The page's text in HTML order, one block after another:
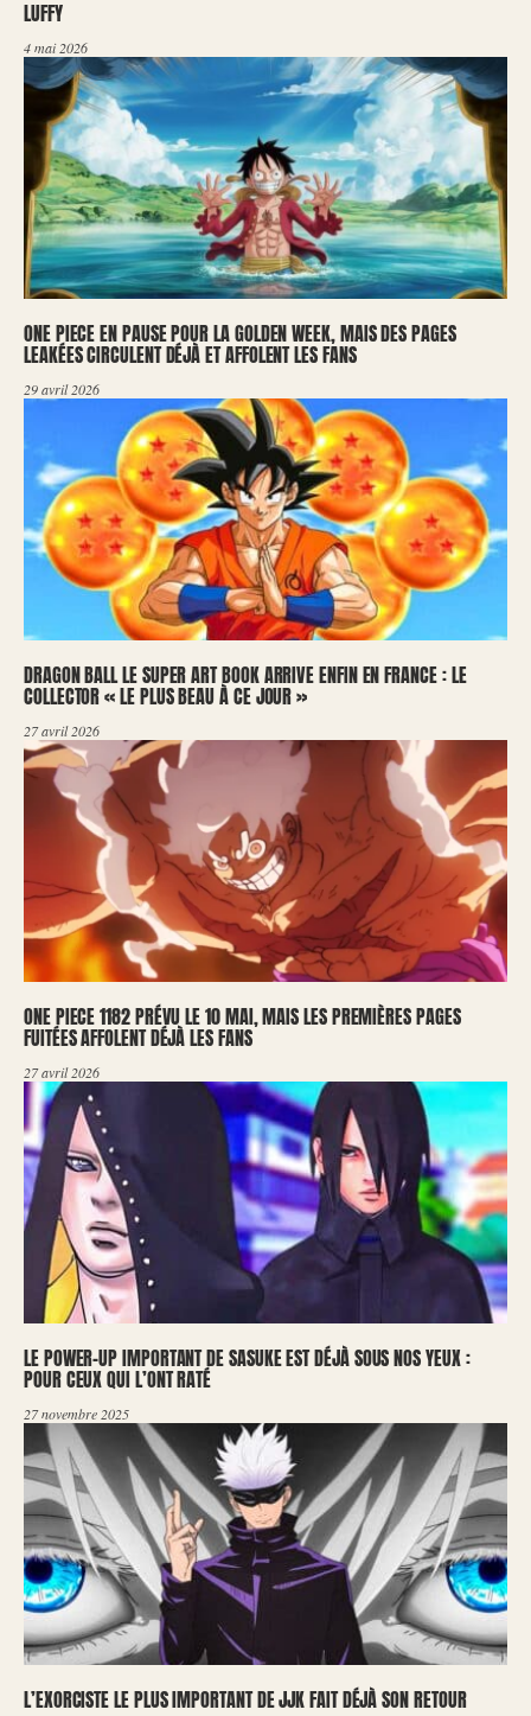
LUFFY
4 mai 2026
ONE PIECE EN PAUSE POUR LA GOLDEN WEEK, MAIS DES PAGES
LEAKÉES CIRCULENT DÉJÀ ET AFFOLENT LES FANS
29 avril 2026
DRAGON BALL LE SUPER ART BOOK ARRIVE ENFIN EN FRANCE : LE
COLLECTOR « LE PLUS BEAU À CE JOUR »
27 avril 2026
ONE PIECE 1182 PRÉVU LE 10 MAI, MAIS LES PREMIÈRES PAGES
FUITÉES AFFOLENT DÉJÀ LES FANS
27 avril 2026
LE POWER-UP IMPORTANT DE SASUKE EST DÉJÀ SOUS NOS YEUX :
POUR CEUX QUI L’ONT RATÉ
27 novembre 2025
L’EXORCISTE LE PLUS IMPORTANT DE JJK FAIT DÉJÀ SON RETOUR